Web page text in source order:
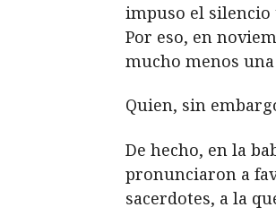
impuso el silencio
Por eso, en
mucho menos
Quien, sin
De hecho, en la
pronunciaron a
sacerdotes, a la